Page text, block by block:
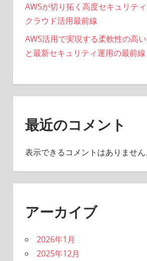
AWSが切り拓く高度セキュリテ
クラウド活用最前線
AWS活用で実現する柔軟性の高
と最新セキュリティ運用の最前線
最近のコメント
表示できるコメントはありません
アーカイブ
2026年1月
2025年12月